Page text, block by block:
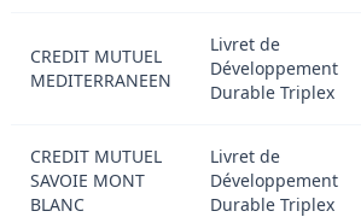
CREDIT MUTUEL
MEDITERRANEEN
Livret de
Développement
Durable Triplex
CREDIT MUTUEL
SAVOIE MONT
BLANC
Livret de
Développement
Durable Triplex